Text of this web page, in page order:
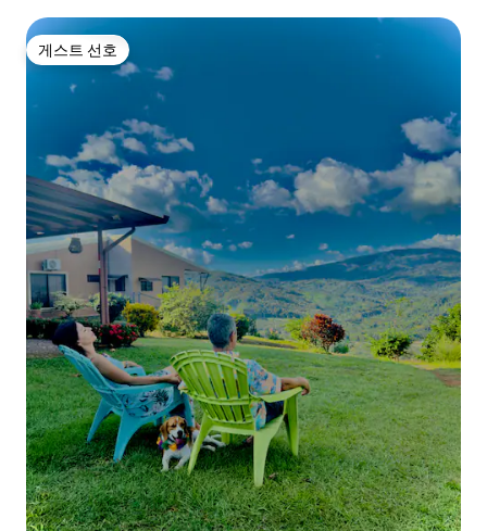
게스트 선호
게스트 선호